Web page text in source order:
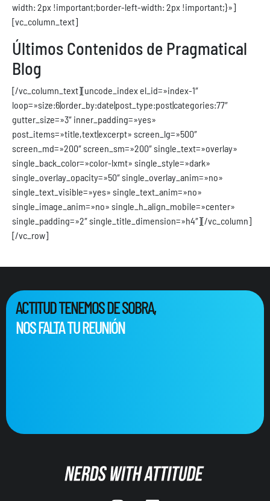
width: 2px !important;border-left-width: 2px !important;}»]
[vc_column_text]
Últimos Contenidos de Pragmatical
Blog
[/vc_column_text][uncode_index el_id=»index-1″
loop=»size:6|order_by:date|post_type:post|categories:77″
gutter_size=»3″ inner_padding=»yes»
post_items=»title,text|excerpt» screen_lg=»500″
screen_md=»200″ screen_sm=»200″ single_text=»overlay»
single_back_color=»color-lxmt» single_style=»dark»
single_overlay_opacity=»50″ single_overlay_anim=»no»
single_text_visible=»yes» single_text_anim=»no»
single_image_anim=»no» single_h_align_mobile=»center»
single_padding=»2″ single_title_dimension=»h4″][/vc_column]
[/vc_row]
ACTITUD TENEMOS DE SOBRA,
NOS FALTA TU REUNIÓN